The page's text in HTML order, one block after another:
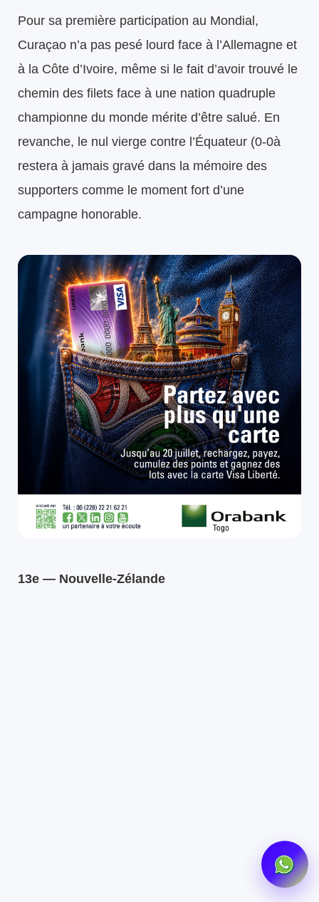
Pour sa première participation au Mondial,
Curaçao n’a pas pesé lourd face à l’Allemagne et
à la Côte d’Ivoire, même si le fait d’avoir trouvé le
chemin des filets face à une nation quadruple
championne du monde mérite d’être salué. En
revanche, le nul vierge contre l’Équateur (0-0à
restera à jamais gravé dans la mémoire des
supporters comme le moment fort d’une
campagne honorable.
13e — Nouvelle-Zélande